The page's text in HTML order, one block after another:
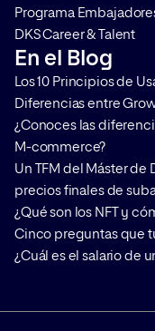
Programa
DKS Career & Talent
En el Blog
Los 10 Principios de
Diferencias entre
¿Conoces las
M-commerce?
Un TFM del Máster de
precios finales de
¿Qué son los NFT y
Cinco preguntas que
¿Cuál es el salario de